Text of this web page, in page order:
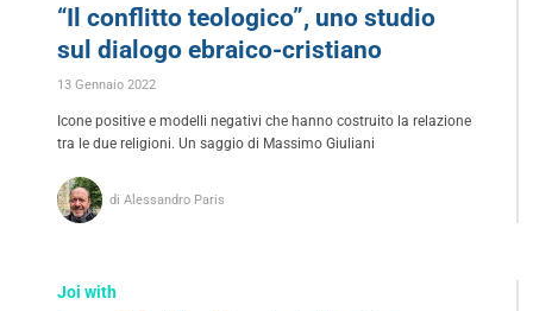
“Il conflitto teologico”, uno studio
sul dialogo ebraico-cristiano
13 Gennaio 2022
Icone positive e modelli negativi che hanno costruito la relazione
tra le due religioni. Un saggio di Massimo Giuliani
di Alessandro Paris
Joi with